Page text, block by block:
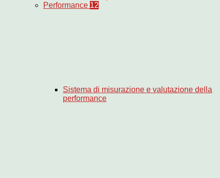
Performance 12
Sistema di misurazione e valutazione della
performance